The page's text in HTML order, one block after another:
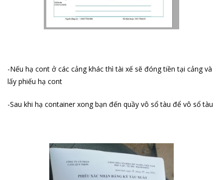
-Nếu hạ cont ở các cảng khác thì tài xế sẽ đóng tiền tại cảng và
lấy phiếu hạ cont
-Sau khi hạ container xong bạn đến quầy vô sổ tàu để vô sổ tàu